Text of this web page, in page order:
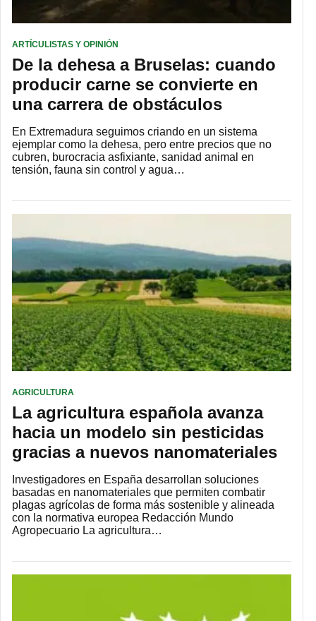
ARTÍCULISTAS Y OPINIÓN
De la dehesa a Bruselas: cuando
producir carne se convierte en
una carrera de obstáculos
En Extremadura seguimos criando en un sistema
ejemplar como la dehesa, pero entre precios que no
cubren, burocracia asfixiante, sanidad animal en
tensión, fauna sin control y agua…
AGRICULTURA
La agricultura española avanza
hacia un modelo sin pesticidas
gracias a nuevos nanomateriales
Investigadores en España desarrollan soluciones
basadas en nanomateriales que permiten combatir
plagas agrícolas de forma más sostenible y alineada
con la normativa europea Redacción Mundo
Agropecuario La agricultura…